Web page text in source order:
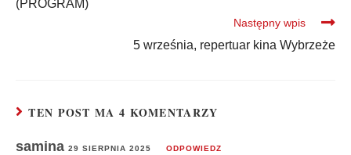
(PROGRAM)
Następny wpis
5 września, repertuar kina Wybrzeże
TEN POST MA 4 KOMENTARZY
samina 29 SIERPNIA 2025 ODPOWIEDZ